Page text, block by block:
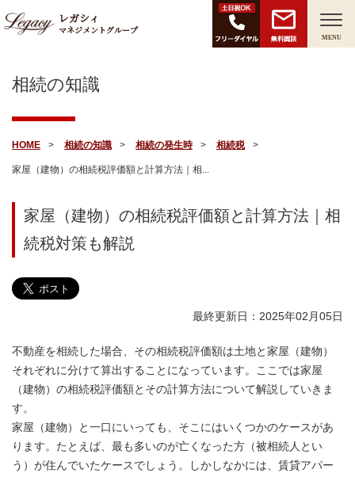
レガシィ
マネジメントグループ
無料面談 MENU
相続の知識
HOME 相続の知識 相続の発生時 相続税
家屋（建物）の相続税評価額と計算方法｜相...
家屋（建物）の相続税評価額と計算方法｜相
続税対策も解説
最終更新日：2025年02月05日
不動産を相続した場合、その相続税評価額は土地と家屋（建物）
それぞれに分けて算出することになっています。ここでは家屋
（建物）の相続税評価額とその計算方法について解説していきま
す。
家屋（建物）と一口にいっても、そこにはいくつかのケースがあ
ります。たとえば、最も多いのが亡くなった方（被相続人とい
う）が住んでいたケースでしょう。しかしなかには、賃貸アパー